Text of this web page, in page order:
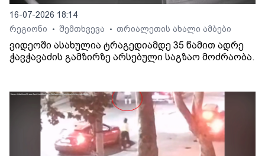
16-07-2026 18:14
რეგიონი
• შემთხვევა • თრიალეთის ახალი ამბები
ვიდეოში ასახულია ტრაგედიამდე 35 წამით ადრე
ჭავჭავაძის გამზირზე არსებული საგზაო მოძრაობა.